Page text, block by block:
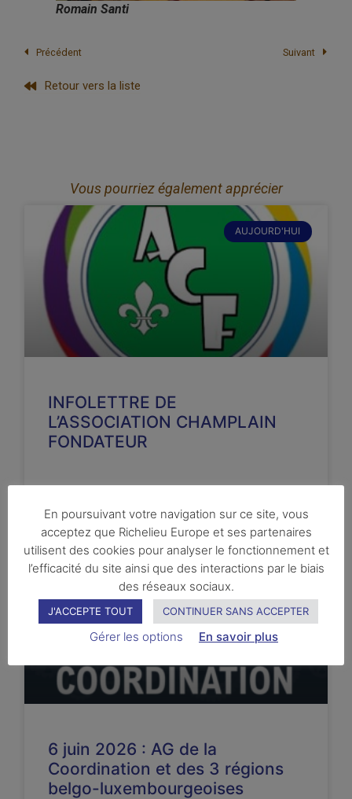
Romain Santi
Précédent Suivant
Retour vers la liste
Vous pourriez également apprécier
AUJOURD'HUI
INFOLETTRE DE
L’ASSOCIATION CHAMPLAIN
FONDATEUR
6 juin 2026 : AG de la
Coordination et des 3 régions
belgo-luxembourgeoises
En poursuivant votre navigation sur ce site, vous
acceptez que Richelieu Europe et ses partenaires
utilisent des cookies pour analyser le fonctionnement et
l’efficacité du site ainsi que des interactions par le biais
des réseaux sociaux.
J'ACCEPTE TOUT CONTINUER SANS ACCEPTER
Gérer les options En savoir plus